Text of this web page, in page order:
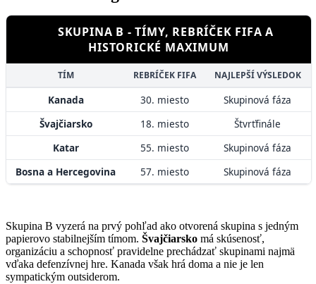
SKUPINA B - TÍMY, REBRÍČEK FIFA A
HISTORICKÉ MAXIMUM
TÍM REBRÍČEK FIFA NAJLEPŠÍ VÝSLEDOK
Kanada 30. miesto
Skupinová fáza
Švajčiarsko
18. miesto
Štvrťfinále
Katar
55. miesto
Skupinová fáza
Bosna a Hercegovina
57. miesto Skupinová fáza
Skupina B vyzerá na prvý pohľad ako otvorená skupina s jedným
papierovo stabilnejším tímom. Švajčiarsko má skúsenosť,
organizáciu a schopnosť pravidelne prechádzať skupinami najmä
vďaka defenzívnej hre. Kanada však hrá doma a nie je len
sympatickým outsiderom.